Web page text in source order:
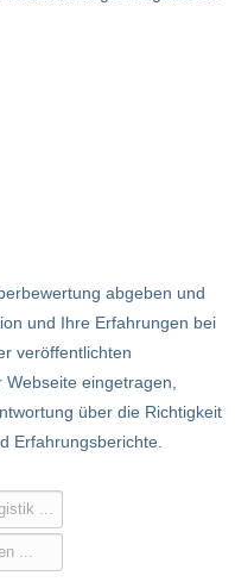
abgeben und
und Ihre Erfahrungen bei
veröffentlichten
eingetragen,
über die Richtigkeit
Erfahrungsberichte.